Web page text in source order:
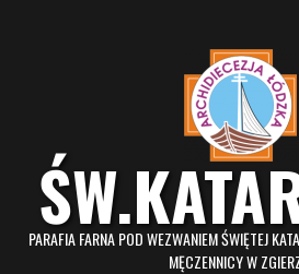
PARAFIA FARNA POD WEZWANIEM ŚWIĘTEJ
MĘCZENNICY W